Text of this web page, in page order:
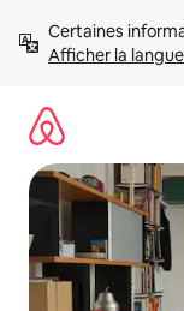
directement
Afficher la